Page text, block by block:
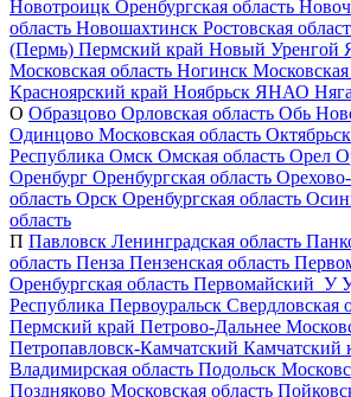
Новотроицк Оренбургская область
область Новошахтинск Ростовская
(Пермь) Пермский край Новый Уренгой
Московская область Ногинск Московская
Красноярский край Ноябрьск ЯНАО
О Образцово Орловская область Обь
Одинцово Московская область
Республика Омск Омская область Орел
Оренбург Оренбургская область
область Орск Оренбургская область
область
П Павловск Ленинградская область
область Пенза Пензенская область
Оренбургская область Первомайский_У
Республика Первоуральск Свердловская
Пермский край Петрово-Дальнее
Петропавловск-Камчатский Камчатский
Владимирская область Подольск
Поздняково Московская область